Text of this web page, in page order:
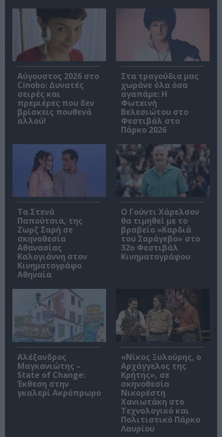
Αύγουστος 2026 στο
Cinobo: Δυνατές
σειρές και
πρεμιέρες που δεν
βρίσκεις πουθενά
αλλού!
Στα τραγούδια μας
χωράνε όλα όσα
αγαπάμε: Η
Φωτεινή
Βελεσιώτου στο
Φεστιβάλ στο
Πάρκο 2026
Τα Στενά
Παπούτσια, της
Ζωρζ Σαρή σε
σκηνοθεσία
Αθανασίας
Καλογιάννη στον
Κινηματογράφο
Αθηναία
Ο Γούντι Χάρελσον
θα τιμηθεί με το
βραβείο «Καρδιά
του Σαράγεβο» στο
32ο Φεστιβάλ
Κινηματογράφου
Αλέξανδρος
Μαγκανιώτης –
State of Change:
Έκθεση στην
γκαλερί Ακρόπρωρο
«Νίκος Ξυλούρης, ο
Αρχάγγελος της
Κρήτης», σε
σκηνοθεσία
Νικορέστη
Χανιωτάκη στο
Τεχνολογικό και
Πολιτιστικό Πάρκο
Λαυρίου